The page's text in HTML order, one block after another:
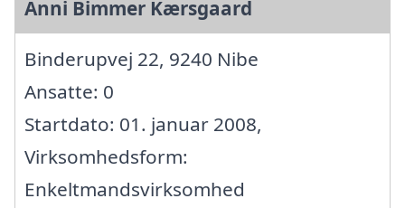
Anni Bimmer Kærsgaard
Binderupvej 22, 9240 Nibe
Ansatte: 0
Startdato: 01. januar 2008,
Virksomhedsform:
Enkeltmandsvirksomhed